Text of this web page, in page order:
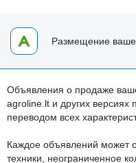
Размещение
Объявления о продаже
agroline.lt и других версиях
переводом всех
Каждое объявлений может
техники, неограниченное